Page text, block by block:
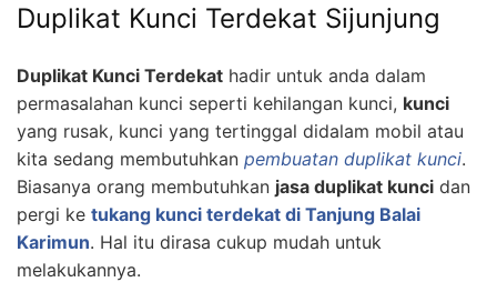
Duplikat Kunci Terdekat Sijunjung
Duplikat Kunci Terdekat hadir untuk anda dalam
permasalahan kunci seperti kehilangan kunci, kunci
yang rusak, kunci yang tertinggal didalam mobil atau
kita sedang membutuhkan pembuatan duplikat kunci.
Biasanya orang membutuhkan jasa duplikat kunci dan
pergi ke tukang kunci terdekat di Tanjung Balai
Karimun. Hal itu dirasa cukup mudah untuk
melakukannya.